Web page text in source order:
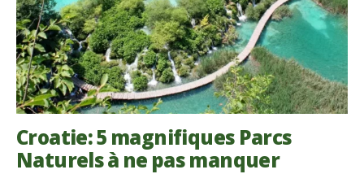
Croatie: 5 magnifiques Parcs
Naturels à ne pas manquer